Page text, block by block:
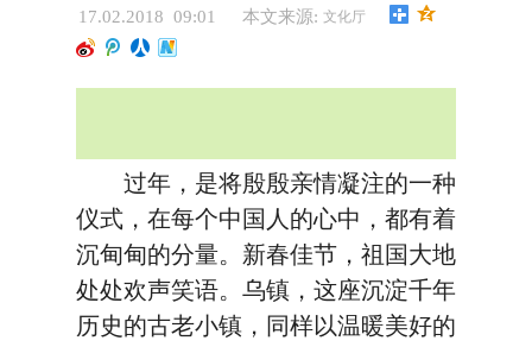
17.02.2018 09:01 本文来源: 文化厅
过年，是将殷殷亲情凝注的一种
仪式，在每个中国人的心中，都有着
沉甸甸的分量。新春佳节，祖国大地
处处欢声笑语。乌镇，这座沉淀千年
历史的古老小镇，同样以温暖美好的